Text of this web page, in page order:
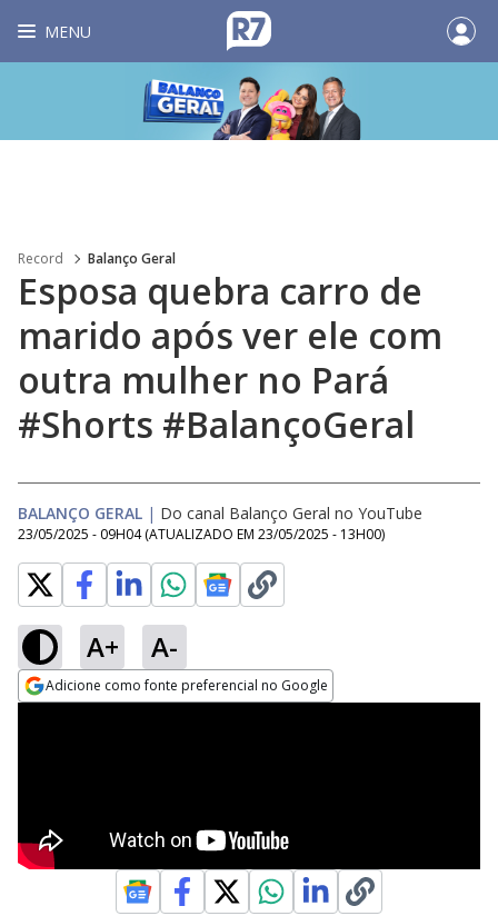
MENU
Record Balanço Geral
Esposa quebra carro de
marido após ver ele com
outra mulher no Pará
#Shorts #BalançoGeral
BALANÇO GERAL | Do canal Balanço Geral no YouTube
23/05/2025 - 09H04 (ATUALIZADO EM 23/05/2025 - 13H00)
A+ A-
Adicione como fonte preferencial no Google